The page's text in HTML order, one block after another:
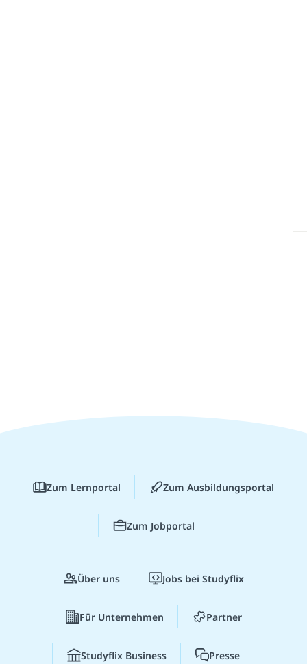
Zum Lernportal Zum Ausbildungsportal
Zum Jobportal
Über uns Jobs bei Studyflix
Für Unternehmen Partner
Studyflix Business Presse